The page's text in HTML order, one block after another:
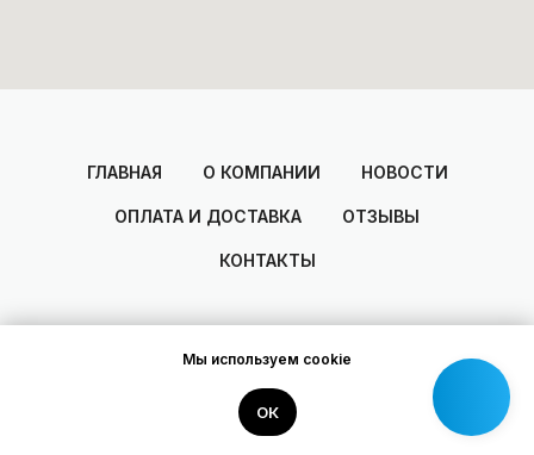
ГЛАВНАЯ О КОМПАНИИ НОВОСТИ
ОПЛАТА И ДОСТАВКА ОТЗЫВЫ
КОНТАКТЫ
2014-2025© Areal
Разработано Dmitry Zakharov
Мы используем cookie
ОК